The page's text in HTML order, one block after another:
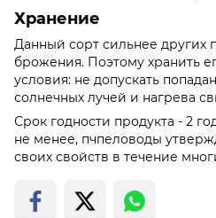
Хранение
Данный сорт сильнее других
брожения. Поэтому хранить
условия: не допускать
солнечных лучей и нагрева
Срок годности продукта - 2
не менее, пчпеловоды
своих свойств в течение